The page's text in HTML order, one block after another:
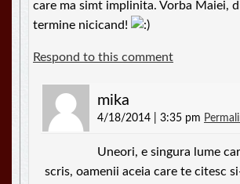
care ma simt implinita. Vorba Maiei,
termine nicicand!
Respond to this comment
mika
4/18/2014 | 3:35 pm
Uneori, e singura lume
scris, oamenii aceia care te citesc